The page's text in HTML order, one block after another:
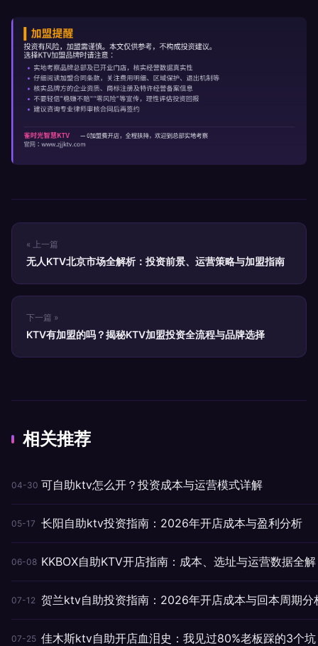
« 上一篇
无人KTV北京市场全解析：投资前景、运营策略与加盟指南
下一篇 »
KTV有加盟的吗？揭秘KTV加盟投资全流程与品牌选择
相关推荐
04-30 可自助ktv怎么开？投资成本与运营模式详解
05-17 长阳自助ktv投资指南：2026年开店成本与盈利分析
06-08 KKBOX自助KTV开店指南：成本、选址与运营数据全解
07-12 贺兰ktv自助投资指南：2026年开店成本与回本周期分
07-25 佳木斯ktv自助开店血泪史：我见过80%老板踩的3个坑